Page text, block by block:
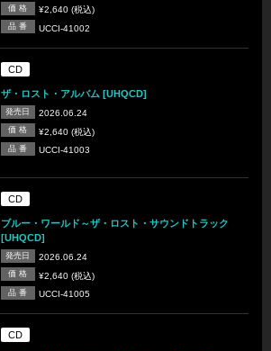
価 格 ¥2,640 (税込)
品 番 UCCI-41002
CD
ザ・ロスト・アルバム [UHQCD]
発売日 2026.06.24
価 格 ¥2,640 (税込)
品 番 UCCI-41003
CD
ブルー・ワールド～ザ・ロスト・サウンドトラック
[UHQCD]
発売日 2026.06.24
価 格 ¥2,640 (税込)
品 番 UCCI-41005
CD